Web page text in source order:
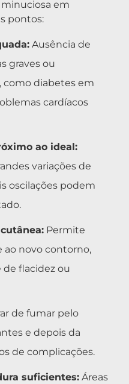
em
pontos:
Ausência de
graves ou
como diabetes em
cardíacos
ao ideal:
variações de
oscilações podem
Permite
ao novo contorno,
flacidez ou
de fumar pelo
e depois da
de complicações.
suficientes: Áreas